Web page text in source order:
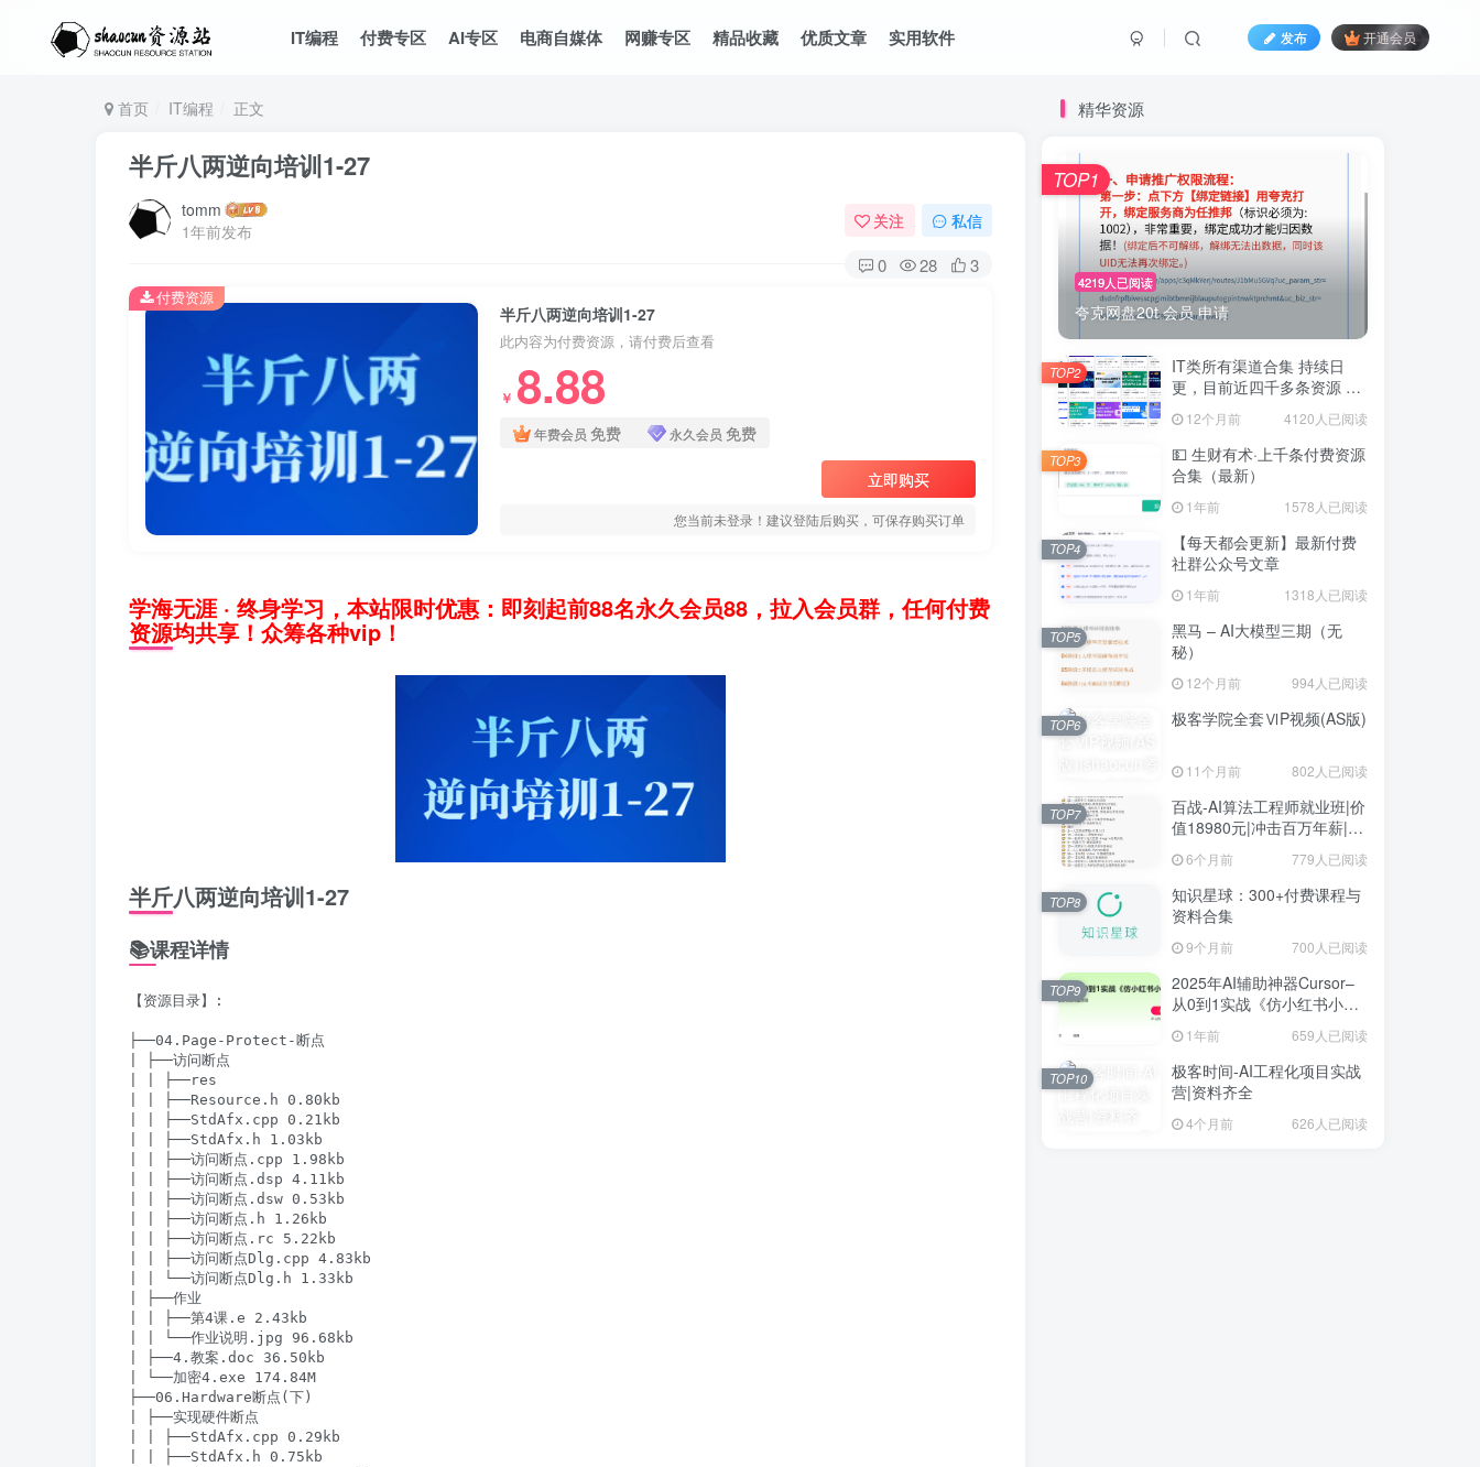
IT编程 付费专区 AI专区 电商自媒体 网赚专区 精品收藏 优质文章 实用软件 发布 开通会员
首页 IT编程 正文
半斤八两逆向培训1-27
tomm
1年前发布
关注 私信
0 28 3
半斤八两逆向培训1-27
此内容为付费资源，请付费后查看
￥ 8.88
年费会员 免费 永久会员 免费
立即购买
您当前未登录！建议登陆后购买，可保存购买订单
付费资源
学海无涯 · 终身学习，本站限时优惠：即刻起前88名永久会员88，拉入会员群，任何付费
资源均共享！众筹各种vip！
半斤八两逆向培训1-27
📚课程详情
【资源目录】:
├──04.Page-Protect-断点
| ├──访问断点
| | ├──res
| | ├──Resource.h 0.80kb
| | ├──StdAfx.cpp 0.21kb
| | ├──StdAfx.h 1.03kb
| | ├──访问断点.cpp 1.98kb
| | ├──访问断点.dsp 4.11kb
| | ├──访问断点.dsw 0.53kb
| | ├──访问断点.h 1.26kb
| | ├──访问断点.rc 5.22kb
| | ├──访问断点Dlg.cpp 4.83kb
| | └──访问断点Dlg.h 1.33kb
| ├──作业
| | ├──第4课.e 2.43kb
| | └──作业说明.jpg 96.68kb
| ├──4.教案.doc 36.50kb
| └──加密4.exe 174.84M
├──06.Hardware断点(下)
| ├──实现硬件断点
| | ├──StdAfx.cpp 0.29kb
| | ├──StdAfx.h 0.75kb
精华资源
4219人已阅读
夸克网盘20t 会员 申请
TOP1
IT类所有渠道合集 持续日
更，目前近四千多条资源 年
12个月前 4120人已阅读
TOP2
💵 生财有术·上千条付费资源
合集（最新）
1年前 1578人已阅读
TOP3
【每天都会更新】最新付费
社群公众号文章
1年前 1318人已阅读
TOP4
黑马 – AI大模型三期（无
秘）
12个月前 994人已阅读
TOP5
极客学院全套ⅥP视频(AS版)
11个月前 802人已阅读
TOP6
百战-AI算法工程师就业班|价
值18980元|冲击百万年薪|完
结无秘
6个月前 779人已阅读
TOP7
知识星球：300+付费课程与
资料合集
9个月前 700人已阅读
TOP8
2025年AI辅助神器Cursor–
从0到1实战《仿小红书小程
序》1年前 659人已阅读
TOP9
极客时间-AI工程化项目实战
营|资料齐全
4个月前 626人已阅读
TOP10